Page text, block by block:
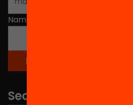
Name
Sections